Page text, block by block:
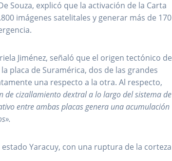
Souza, explicó que la activación de la Carta
imágenes satelitales y generar más de 170
Jiménez, señaló que el origen tectónico de
placa de Suramérica, dos de las grandes
una respecto a la otra. Al respecto,
de cizallamiento dextral a lo largo del sistema de
entre ambas placas genera una acumulación
Yaracuy, con una ruptura de la corteza